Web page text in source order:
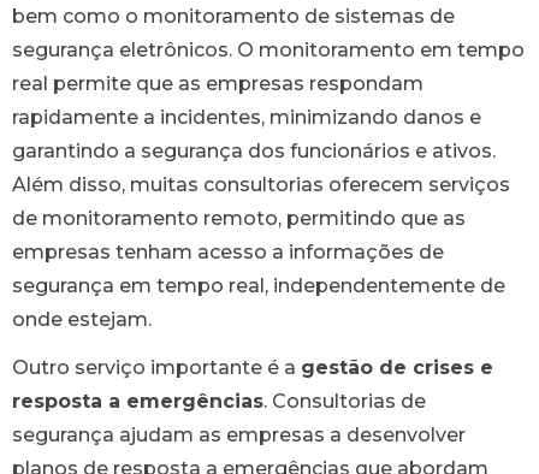
bem como o monitoramento de sistemas de
segurança eletrônicos. O monitoramento em tempo
real permite que as empresas respondam
rapidamente a incidentes, minimizando danos e
garantindo a segurança dos funcionários e ativos.
Além disso, muitas consultorias oferecem serviços
de monitoramento remoto, permitindo que as
empresas tenham acesso a informações de
segurança em tempo real, independentemente de
onde estejam.
Outro serviço importante é a gestão de crises e
resposta a emergências. Consultorias de
segurança ajudam as empresas a desenvolver
planos de resposta a emergências que abordam